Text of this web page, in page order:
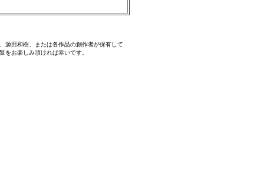
源田和樹、または各作品の創作者が保有して
お楽しみ頂ければ幸いです。